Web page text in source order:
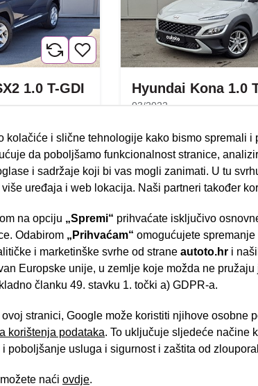
1.0 T-GDI
22.900,00 €
Hyundai Kona 1.0
03/2022
Benzin
88 kW / 120 ks
Jamstvo
kolačiće i slične tehnologije kako bismo spremali i
da poboljšamo funkcionalnost stranice,
i sadržaje koji bi vas mogli zanimati. U tu
uređaja i web lokacija. Naši partneri također
na opciju „Spremi“ prihvaćate isključivo
Odabirom „Prihvaćam“ omogućujete
i marketinške svrhe od strane autoto.hr i
Europske unije, u zemlje koje možda ne
članku 49. stavku 1. točki a) GDPR-a.
stranici, Google može koristiti njihove osobne
korištenja podataka. To uključuje sljedeće načine
poboljšanje usluga i sigurnost i zaštita od
naći ovdje.